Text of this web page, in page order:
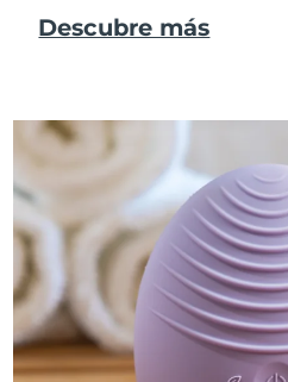
Descubre más